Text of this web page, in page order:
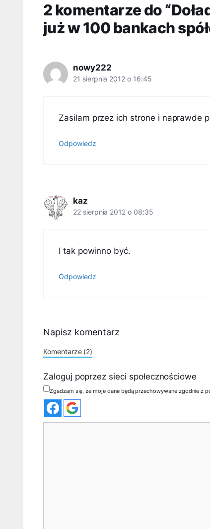
2 komentarze do
już w 100 bankach
nowy222
21 sierpnia 2012 o 16:45
Zasilam przez ich strone i naprawde
Odpowiedz
kaz
22 sierpnia 2012 o 08:35
I tak powinno być.
Odpowiedz
Napisz komentarz
Komentarze (2)
Zaloguj poprzez sieci społecznościowe
Zgadzam się, że moje dane będą przechowywane zgodnie z